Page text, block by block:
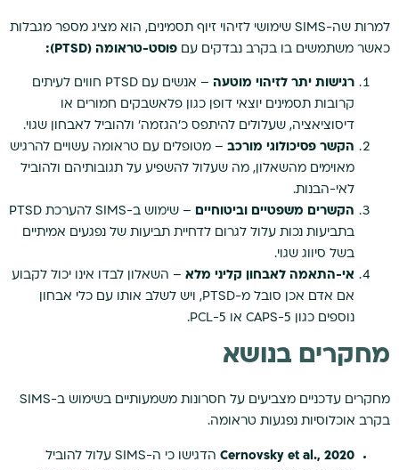
למרות שה-SIMS שימושי לזיהוי זיוף תסמינים, הוא מציג מספר מגבלות
כאשר משתמשים בו בקרב נבדקים עם פוסט-טראומה (PTSD):
רגישות יתר לזיהוי מוטעה
– אנשים עם PTSD חווים לעיתים
קרובות תסמינים יוצאי דופן כגון פלאשבקים חמורים או
דיסוציאציה, שעלולים להיתפס כ'הגזמה' ולהוביל לאבחון שגוי.
הקשר פסיכולוגי מורכב – מטופלים עם טראומה עשויים להרגיש
מאוימים מהשאלון, מה שעלול להשפיע על תגובותיהם ולהוביל
לאי-הבנות.
הקשרים משפטיים וביטוחיים
– שימוש ב-SIMS להערכת PTSD
בתביעות נכות עלול לגרום לדחיית תביעות של נפגעים אמיתיים
בשל סיווג שגוי.
אי-התאמה לאבחון קליני מלא – השאלון לבדו אינו יכול לקבוע
אם אדם אכן סובל מ-PTSD, ויש לשלב אותו עם כלי אבחון
נוספים כגון CAPS-5 או PCL-5.
מחקרים בנושא
מחקרים עדכניים מצביעים על חסרונות משמעותיים בשימוש ב-SIMS
בקרב אוכלוסיות נפגעות טראומה.
Cernovsky et al., 2020
הדגישו כי ה-SIMS עלול להוביל